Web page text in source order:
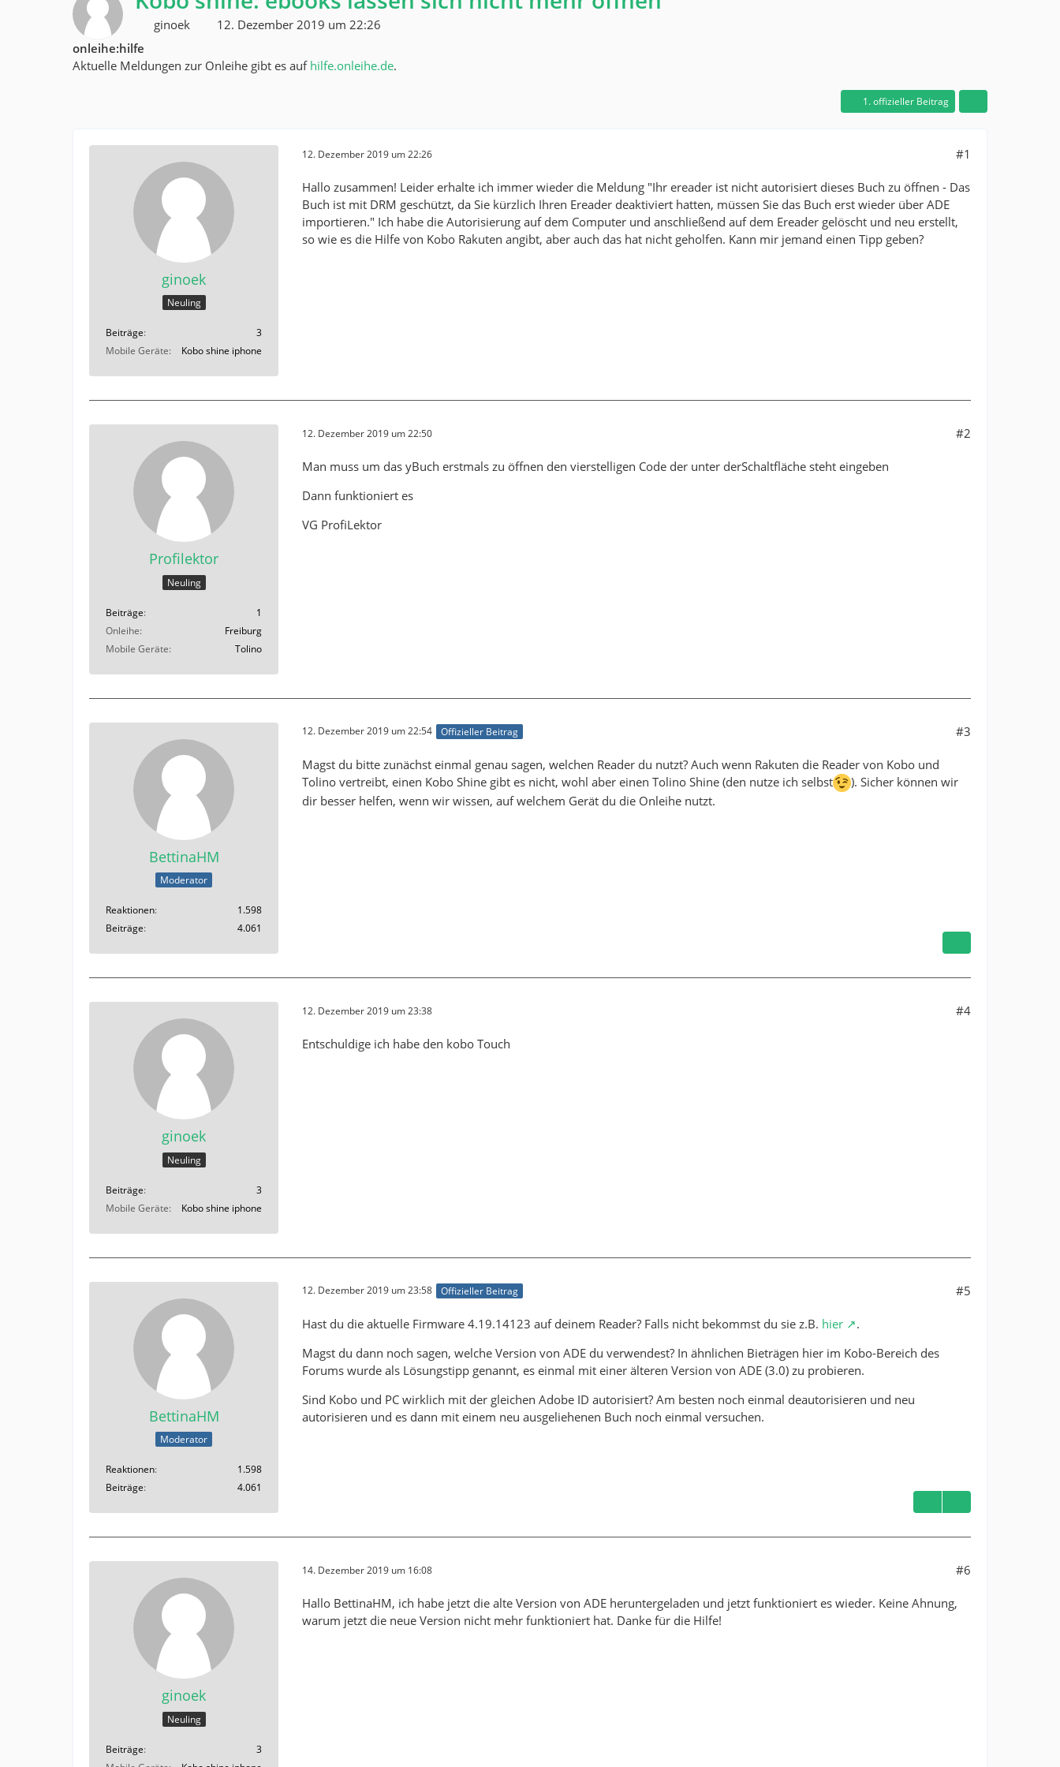
ginoek
12. Dezember 2019 um 22:26
onleihe:hilfe
Aktuelle Meldungen zur Onleihe gibt es auf hilfe.onleihe.de.
1. offizieller Beitrag
ginoek
Neuling
Beiträge
3
Mobile Geräte
Kobo shine iphone
12. Dezember 2019 um 22:26 #1
Hallo zusammen! Leider erhalte ich immer wieder die Meldung "Ihr ereader ist nicht autorisiert dieses Buch zu öffnen - Das
Buch ist mit DRM geschützt, da Sie kürzlich Ihren Ereader deaktiviert hatten, müssen Sie das Buch erst wieder über ADE
importieren." Ich habe die Autorisierung auf dem Computer und anschließend auf dem Ereader gelöscht und neu erstellt,
so wie es die Hilfe von Kobo Rakuten angibt, aber auch das hat nicht geholfen. Kann mir jemand einen Tipp geben?
Profilektor
Neuling
Beiträge
1
Onleihe
Freiburg
Mobile Geräte
Tolino
12. Dezember 2019 um 22:50 #2
Man muss um das yBuch erstmals zu öffnen den vierstelligen Code der unter derSchaltfläche steht eingeben
Dann funktioniert es
VG ProfiLektor
BettinaHM
Moderator
Reaktionen
1.598
Beiträge
4.061
12. Dezember 2019 um 22:54 Offizieller Beitrag #3
Magst du bitte zunächst einmal genau sagen, welchen Reader du nutzt? Auch wenn Rakuten die Reader von Kobo und
Tolino vertreibt, einen Kobo Shine gibt es nicht, wohl aber einen Tolino Shine (den nutze ich selbst
). Sicher können wir
dir besser helfen, wenn wir wissen, auf welchem Gerät du die Onleihe nutzt.
ginoek
Neuling
Beiträge
3
Mobile Geräte
Kobo shine iphone
12. Dezember 2019 um 23:38 #4
Entschuldige ich habe den kobo Touch
BettinaHM
Moderator
Reaktionen
1.598
Beiträge
4.061
12. Dezember 2019 um 23:58 Offizieller Beitrag #5
Hast du die aktuelle Firmware 4.19.14123 auf deinem Reader? Falls nicht bekommst du sie z.B. hier
.
Magst du dann noch sagen, welche Version von ADE du verwendest? In ähnlichen Bieträgen hier im Kobo-Bereich des
Forums wurde als Lösungstipp genannt, es einmal mit einer älteren Version von ADE (3.0) zu probieren.
Sind Kobo und PC wirklich mit der gleichen Adobe ID autorisiert? Am besten noch einmal deautorisieren und neu
autorisieren und es dann mit einem neu ausgeliehenen Buch noch einmal versuchen.
ginoek
Neuling
Beiträge
3
14. Dezember 2019 um 16:08 #6
Hallo BettinaHM, ich habe jetzt die alte Version von ADE heruntergeladen und jetzt funktioniert es wieder. Keine Ahnung,
warum jetzt die neue Version nicht mehr funktioniert hat. Danke für die Hilfe!